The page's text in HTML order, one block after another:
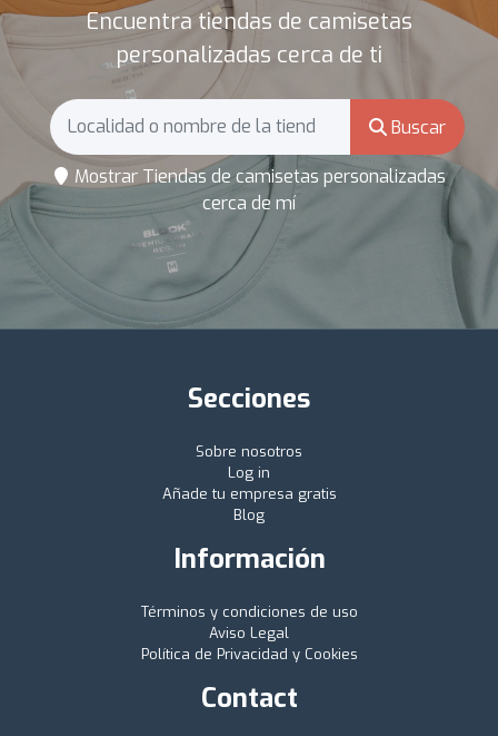
Encuentra tiendas de camisetas
personalizadas cerca de ti
Buscar
Mostrar Tiendas de camisetas personalizadas
cerca de mí
Secciones
Sobre nosotros
Log in
Añade tu empresa gratis
Blog
Información
Términos y condiciones de uso
Aviso Legal
Política de Privacidad y Cookies
Contact